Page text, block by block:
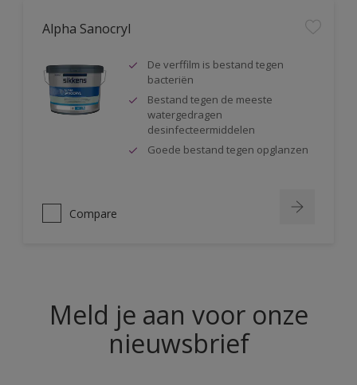
Alpha Sanocryl
De verffilm is bestand tegen
bacteriën
Bestand tegen de meeste
watergedragen
desinfecteermiddelen
Goede bestand tegen opglanzen
Compare
Meld je aan voor onze
nieuwsbrief